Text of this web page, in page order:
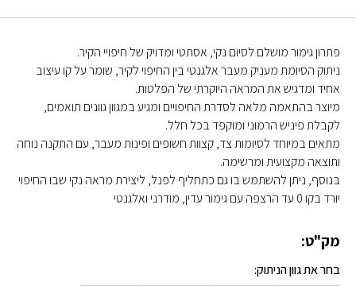
פתרון גימור מושלם לסיום נקי, אסתטי ומדויק של חיפויי הקיר.
ניתוק הסיומת מעניק מעבר אלגנטי בין החיפוי לקיר, שומר על קו עיצוב
אחיד ומדגיש את המראה היוקרתי של הפלטות.
מיוצר בהתאמה מלאה לסדרת החיפויים ומגיע במגוון גוונים תואמים,
לקבלת פיניש הרמוני ומוקפד בכל חלל.
מתאים במיוחד לסיומות צד, קצוות חשופים ופינות מעבר, עם התקנה נוחה
ותוצאה מקצועית ומרשימה.
בנוסף, ניתן להשתמש בו גם כתחליף לפנל, ליצירת מראה נקי שבו החיפוי
יורד בקו 0 עד הרצפה עם גימור עדין, מודרני ואלגנטי
מק"ט:
בחר את גוון הניתוק